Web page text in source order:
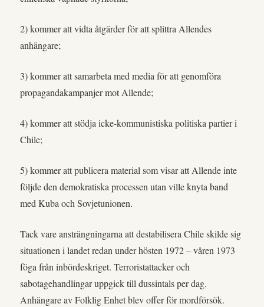
2) kommer att vidta åtgärder för att splittra Allendes
anhängare;
3) kommer att samarbeta med media för att genomföra
propagandakampanjer mot Allende;
4) kommer att stödja icke-kommunistiska politiska partier i
Chile;
5) kommer att publicera material som visar att Allende inte
följde den demokratiska processen utan ville knyta band
med Kuba och Sovjetunionen.
Tack vare ansträngningarna att destabilisera Chile skilde sig
situationen i landet redan under hösten 1972 – våren 1973
föga från inbördeskriget. Terroristattacker och
sabotagehandlingar uppgick till dussintals per dag.
Anhängare av Folklig Enhet blev offer för mordförsök.